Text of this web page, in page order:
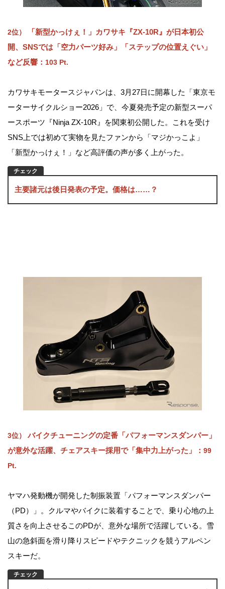
2位）
「新型かっけぇ！」カワサキ『ZX-10R』が日本初公
開、SNSでは「空力パーツ好み」「ステップの位置えぐい」
など反響： 103 Pt.
カワサキモータースジャパンは、3月27日に開幕した「東京モ
ーターサイクルショー2026」で、今夏発売予定の新型スーパ
ースポーツ『Ninja ZX-10R』を関東初公開した。これを受け
SNS上では初めて実物を見たファンから「マジかっこよ」
「新型かっけぇ！」など高評価の声が多く上がった。
主要諸元は後日発表の予定。価格は……？
3位）
バイクチューニングの定番「パフォーマンスダンパー」
が意外な活躍、チェアスキー採用で「集中力上がった」： 99
Pt.
ヤマハ発動機が開発した制振装置「パフォーマンスダンパー
（PD）」。クルマやバイクに装着することで、乗り心地の上
質さを向上させるこのPDが、意外な場所で活躍している。雪
山の急斜面を滑り降りスピードやテクニックを競うアルペン
スキーだ。